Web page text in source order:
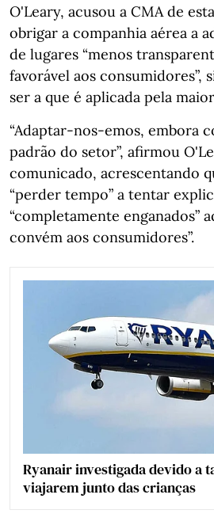
O'Leary, acusou a CMA de
obrigar a companhia aérea a
de lugares “menos
favorável aos consumidores”,
ser a que é aplicada pela
“Adaptar-nos-emos, embora
padrão do setor”, afirmou
comunicado, acrescentando
“perder tempo” a tentar
“completamente enganados”
convém aos consumidores”.
Ryanair investigada devido a
viajarem junto das crianças